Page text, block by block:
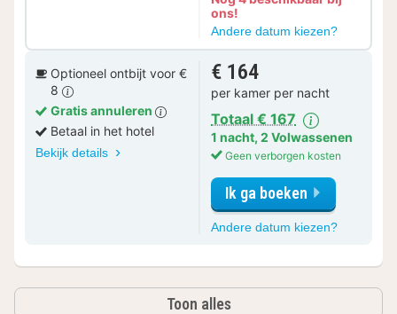
ons!
Andere datum kiezen?voor
Ontbijt
Optioneel ontbijt voor €
8
Gratis annuleren
Betaal in het hotel
Bekijk details
€ 164
per kamer per nacht
Totaal € 167
1 nacht, 2 Volwassenen
Geen verborgen kosten
Ik ga boeken
Andere datum kiezen?voor
Toon alles